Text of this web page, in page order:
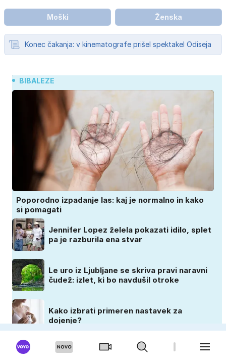
Moški Ženska
Konec čakanja: v kinematografe prišel spektakel Odiseja
BIBALEZE
Poporodno izpadanje las: kaj je normalno in kako
si pomagati
Jennifer Lopez želela pokazati idilo, splet
pa je razburila ena stvar
Le uro iz Ljubljane se skriva pravi naravni
čudež: izlet, ki bo navdušil otroke
Kako izbrati primeren nastavek za
dojenje?
ZADOVOLJNA